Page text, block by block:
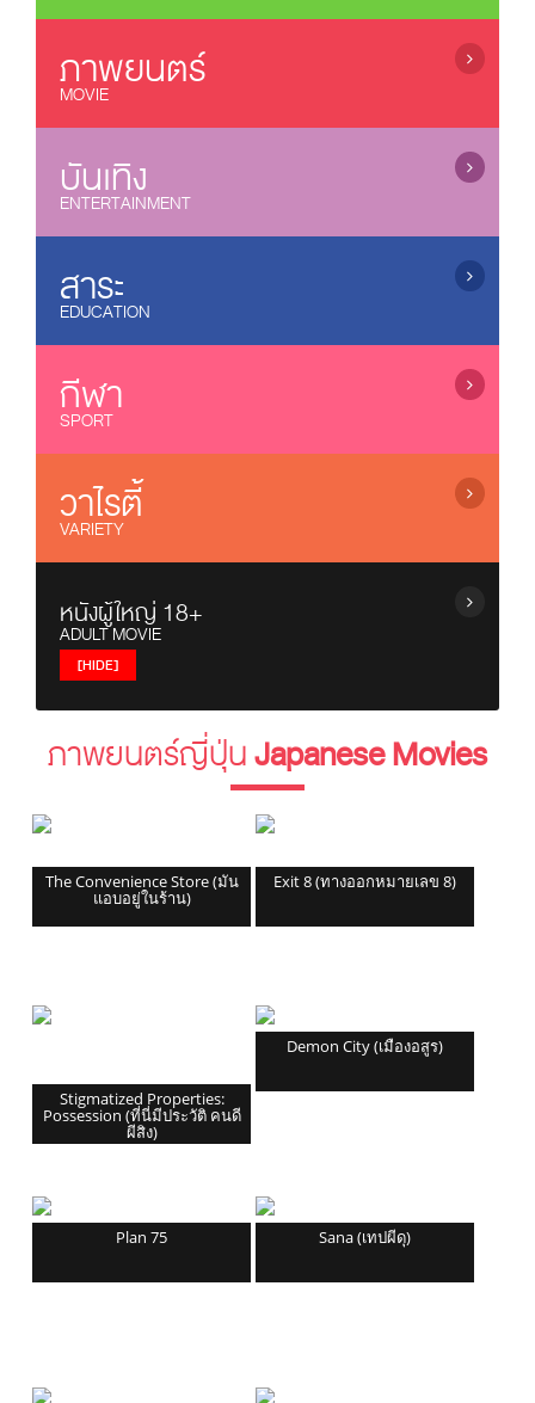
ซีรี่ย์จีน (เสียงไทย) / Chinese Series
ละครไทย (อวสาน) / Thai Dramas (ended)
ละครไทย (ออนแอร์) / Thai Dramas (On air)
ซีรี่ส์วาย / Boys Love Series
ซีรี่ย์ฝรั่ง / US Series
ซีรี่ย์ฟิลิปปินส์ / Filipino Series
ซิทคอม / Sitcom
ข่าว / News
ข่าวบันเทิง / Entertainment News
ภาพยนตร์
MOVIE
ภาพยนตร์ไทย / Thai Movies
ภาพยนตร์แอนนิเมชั่น / Animation
หนังไทยใหม่ / New Thai Movies
หนังดังช่อง 3, 7, 9, One
ภาพยนตร์อินเดีย / Indian Movies
ภาพยนตร์ญี่ปุ่น / Japanese Movies
ภาพยนตร์ฝรั่ง / Movies
แกะกล่องหนังไทย / Old Thai Movies
บันเทิง
ENTERTAINMENT
การ์ตูน / Cartoons
เกมส์โชว์ / Game Shows
รายการเพลง&คอนเสิร์ต / Music&Concert
สาระ
EDUCATION
รายการสารคดี / Documentary
บ้านและเทคโนโลยี / Home & Technology
รายการสุขภาพ / Health Variety
รายการส่งเสริมความรู้ / Knowledge
กีฬา
SPORT
รายการกีฬา / Sports
โอลิมปิก 2024 / Olympic 2024
Riyadh World Combat Games
ยูฟ่า / UEFA Champions League
ไทยพรีเมียร์ลีก / Thai Premier League
บอลถ้วย+บอลกระชับมิตร+บอลอื่นๆ
พรีเมียร์ลีก / Premier League
ซีเกมส์ 2025 / SeaGames 2025
วาไรตี้
VARIETY
เรียลลิตี้โชว์ / Reality & Singing Contest
ทอล์กโชว์ / Talk Shows
วาไรตี้โชว์ / Variety Shows
รายการอาหาร / Cooking Shows
รายการท่องเที่ยว / Travel Show
เรื่องวิญญาณและสิ่งลี้ลับ / Mysteries Show
รายการเกาหลี / Korean Show
หนังผู้ใหญ่ 18+
ADULT MOVIE
[HIDE]
หนังผู้ใหญ่ญี่ปุ่น
หนังผู้ใหญ่ฝรั่ง
ภาพยนตร์ญี่ปุ่นJapanese Movies
The Convenience Store (มัน
แอบอยู่ในร้าน)
Exit 8 (ทางออกหมายเลข 8)
Stigmatized Properties:
Possession (ที่นี่มีประวัติ คนดี
ผีสิง)
Demon City (เมืองอสูร)
Plan 75 Sana (เทปผีดุ)